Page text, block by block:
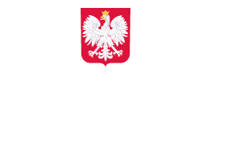
Biuletyn
Informacji